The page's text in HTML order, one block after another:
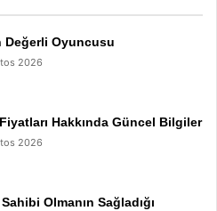
Değerli Oyuncusu
2026
Hakkında Güncel Bilgiler
2026
Olmanın Sağladığı